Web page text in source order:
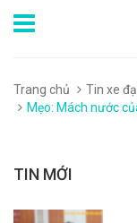
Trang chủ
Tin xe
Mẹo: Mách nước
TIN MỚI